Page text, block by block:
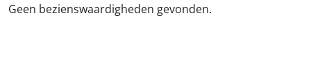
Geen bezienswaardigheden gevonden.